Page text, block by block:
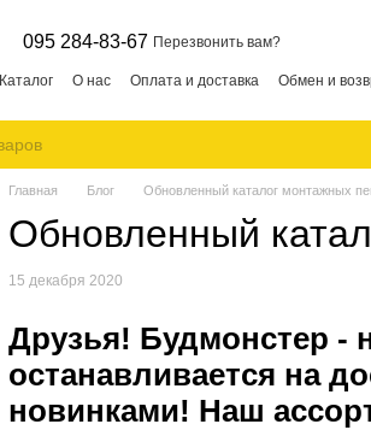
095 284-83-67 Перезвонить вам?
Каталог О нас Оплата и доставка Обмен и
Главная Блог Обновленный каталог монтажных
Обновленный
15 декабря 2020
Друзья! Будмонстер -
останавливается на
новинками! Наш